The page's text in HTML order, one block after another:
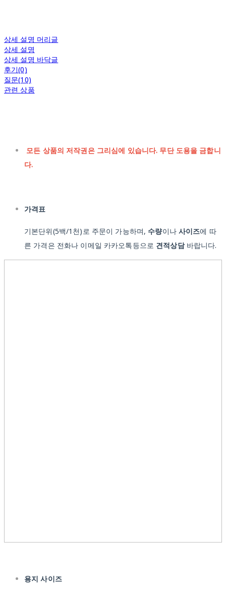
상세 설명 머리글
상세 설명
상세 설명 바닥글
후기(0)
질문(10)
관련 상품
모든 상품의 저작권은 그리심에 있습니다. 무단 도용을 금합니
다.
가격표
기본단위(5백/1천)로 주문이 가능하며, 수량이나 사이즈에 따
른 가격은 전화나 이메일 카카오톡등으로 견적상담바랍니다.
용지 사이즈